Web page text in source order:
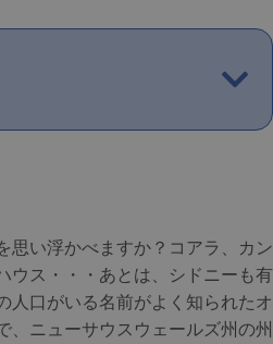
思い浮かべますか？コアラ、カン
ウス・・・あとは、シドニーも有
人口がいる名前がよく知られたオ
、ニューサウスウェールズ州の州